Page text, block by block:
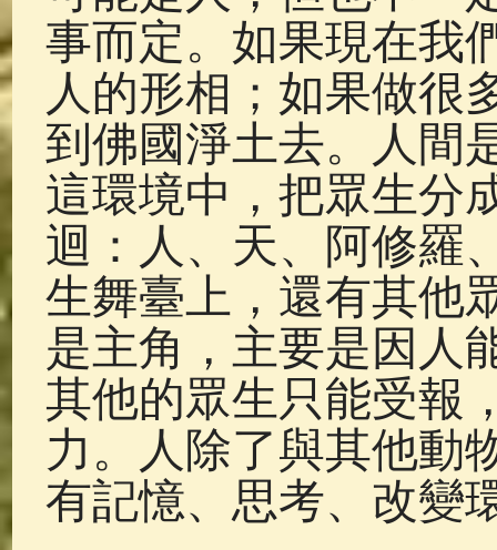
事而定。如果現在我
人的形相；如果做很
到佛國淨土去。人間
這環境中，把眾生分
迴：人、天、阿修羅
生舞臺上，還有其他
是主角，主要是因人
其他的眾生只能受報
力。人除了與其他動
有記憶、思考、改變